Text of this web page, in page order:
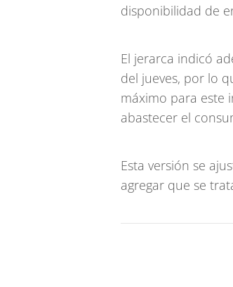
disponibilidad de
El jerarca indicó
del jueves, por lo
máximo para este
abastecer el
Esta versión se
agregar que se